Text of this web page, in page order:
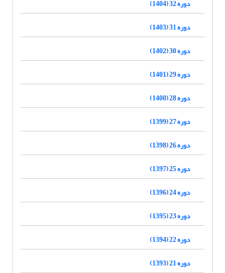
دوره 32 (1404)
دوره 31 (1403)
دوره 30 (1402)
دوره 29 (1401)
دوره 28 (1400)
دوره 27 (1399)
دوره 26 (1398)
دوره 25 (1397)
دوره 24 (1396)
دوره 23 (1395)
دوره 22 (1394)
دوره 21 (1393)